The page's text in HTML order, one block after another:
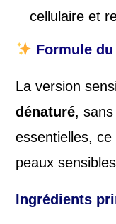
cellulaire et
Formule du
La version
dénaturé,
essentielles,
peaux
Ingrédients